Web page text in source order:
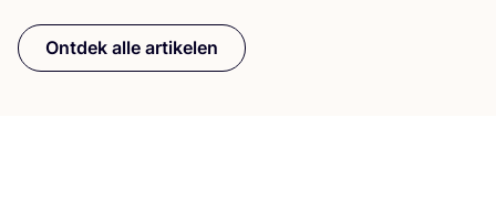
Ontdek alle artikelen